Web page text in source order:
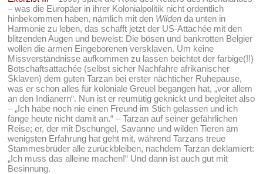
– was die Europäer in ihrer Kolonialpolitik nicht ordentlich
hinbekommen haben, nämlich mit den Wilden da unten in
Harmonie zu leben, das schafft jetzt der US-Attachée mit den
blitzenden Augen und beweist: Die bösen und bankrotten Belgier
wollen die armen Eingeborenen versklaven. Um keine
Missverständnisse aufkommen zu lassen beichtet der farbige(!!)
Botschaftsattachée (selbst sicher Nachfahre afrikanischer
Sklaven) dem guten Tarzan bei erster nächticher Ruhepause,
waserschon alles für koloniale Greuel begangen hat, „vor allem
an den Indianern“. Nun ist er reumütig geknickt und begleitet also
– „Ich habe noch nie einen Freund im Stich gelassen und ich
fange heute nicht damit an.“ – Tarzan auf seiner gefährlichen
Reise; er, der mit Dschungel, Savanne und wilden Tieren am
wenigsten Erfahrung hat geht mit, während Tarzans treue
Stammesbrüder alle zurückbleiben, nachdem Tarzan deklamiert:
„Ich muss das alleine machen!“ Und dann ist auch gut mit
Besinnung.